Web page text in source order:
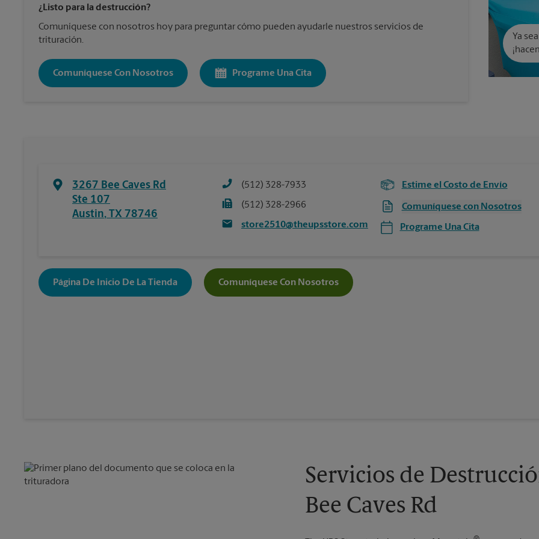
¿Listo para la destrucción?
Comuníquese con nosotros hoy para preguntar cómo pueden ayudarle nuestros servicios de
trituración.
Comuníquese Con Nosotros Programe Una Cita
Ya
3267 Bee Caves Rd
Ste 107
Austin, TX 78746
(512) 328-7933
(512) 328-2966
store2510@theupsstore.com
Estime el Costo de Envío
Comuníquese con Nosotros
Programe Una Cita
Página De Inicio De La Tienda Comuníquese Con Nosotros
Servicios de
Bee Caves Rd